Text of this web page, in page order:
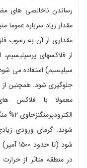
رساندن ناخالصی های
مقدار زیاد سرباره
مقداری از آن به رسوب
سیلیسیم) استفاده می
معمولا با فلاکس
شوند. گرمای ورودی
شود (تا
در منطقه متاثر از